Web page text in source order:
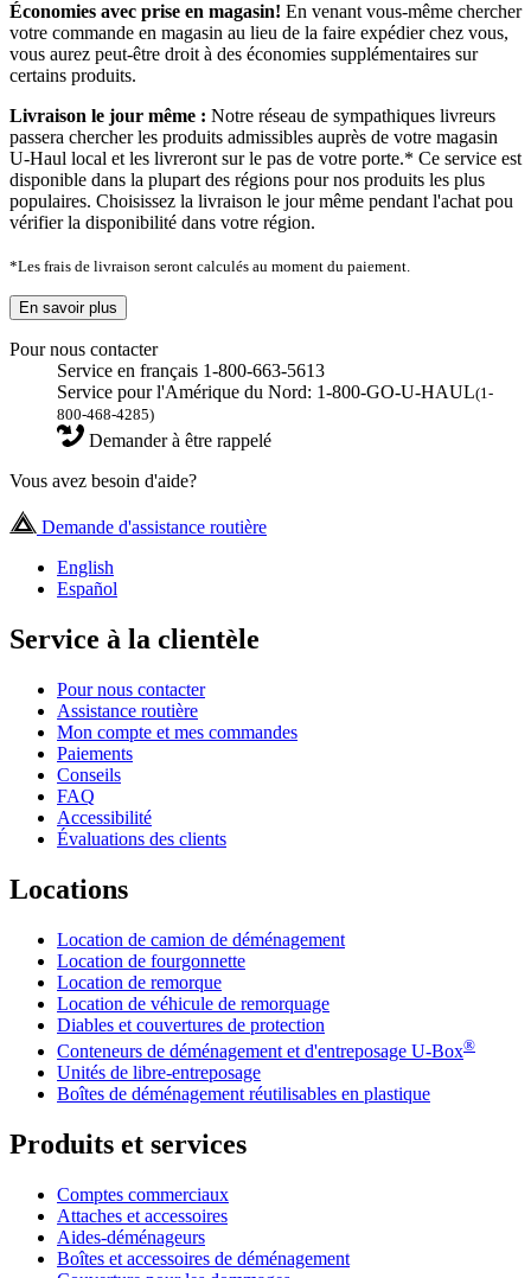
Économies avec prise en magasin! En venant vous-même chercher
votre commande en magasin au lieu de la faire expédier chez vous,
vous aurez peut-être droit à des économies supplémentaires sur
certains produits.
Livraison le jour même : Notre réseau de sympathiques livreurs
passera chercher les produits admissibles auprès de votre magasin
U-Haul local et les livreront sur le pas de votre porte.* Ce service est
disponible dans la plupart des régions pour nos produits les plus
populaires. Choisissez la livraison le jour même pendant l'achat pou
vérifier la disponibilité dans votre région.
*Les frais de livraison seront calculés au moment du paiement.
En savoir plus
Pour nous contacter
Service en français 1-800-663-5613
Service pour l'Amérique du Nord: 1-800-GO-U-HAUL(1-
800-468-4285)
Demander à être rappelé
Vous avez besoin d'aide?
Demande d'assistance routière
English
Español
Service à la clientèle
Pour nous contacter
Assistance routière
Mon compte et mes commandes
Paiements
Conseils
FAQ
Accessibilité
Évaluations des clients
Locations
Location de camion de déménagement
Location de fourgonnette
Location de remorque
Location de véhicule de remorquage
Diables et couvertures de protection
Conteneurs de déménagement et d'entreposage U-Box®
Unités de libre-entreposage
Boîtes de déménagement réutilisables en plastique
Produits et services
Comptes commerciaux
Attaches et accessoires
Aides-déménageurs
Boîtes et accessoires de déménagement